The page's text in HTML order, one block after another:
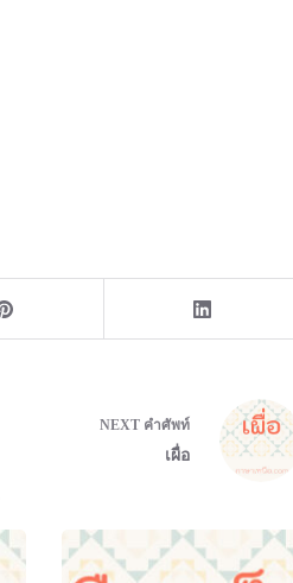
NEXT คำศัพท์
เผื่อ